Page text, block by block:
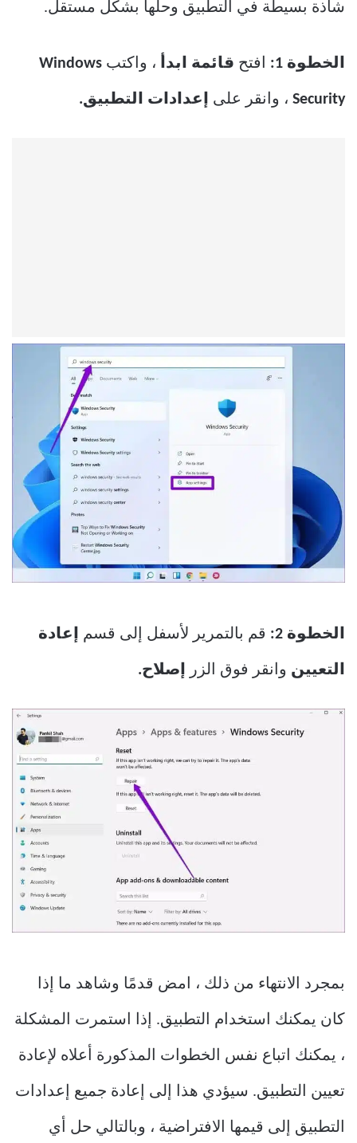
شاذة بسيطة في التطبيق وحلها بشكل مستقل.
الخطوة 1: افتح قائمة ابدأ ، واكتب Windows
Security ، وانقر على إعدادات التطبيق.
الخطوة 2: قم بالتمرير لأسفل إلى قسم إعادة
التعيين وانقر فوق الزر إصلاح.
بمجرد الانتهاء من ذلك ، امض قدمًا وشاهد ما إذا
كان يمكنك استخدام التطبيق. إذا استمرت المشكلة
، يمكنك اتباع نفس الخطوات المذكورة أعلاه لإعادة
تعيين التطبيق. سيؤدي هذا إلى إعادة جميع إعدادات
التطبيق إلى قيمها الافتراضية ، وبالتالي حل أي